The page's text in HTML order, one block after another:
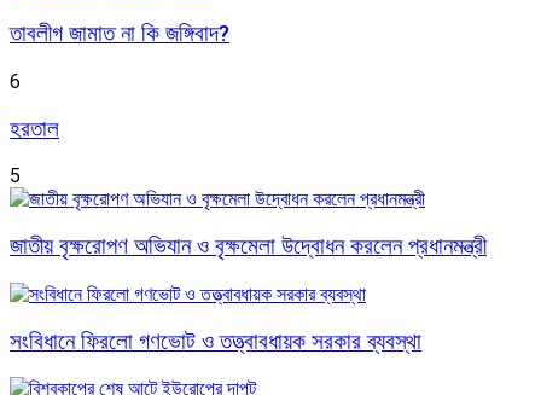
তাবলীগ জামাত না কি জঙ্গিবাদ?
6
হরতাল
5
জাতীয় বৃক্ষরোপণ অভিযান ও বৃক্ষমেলা উদ্বোধন করলেন প্রধানমন্ত্রী
সংবিধানে ফিরলো গণভোট ও তত্ত্বাবধায়ক সরকার ব্যবস্থা